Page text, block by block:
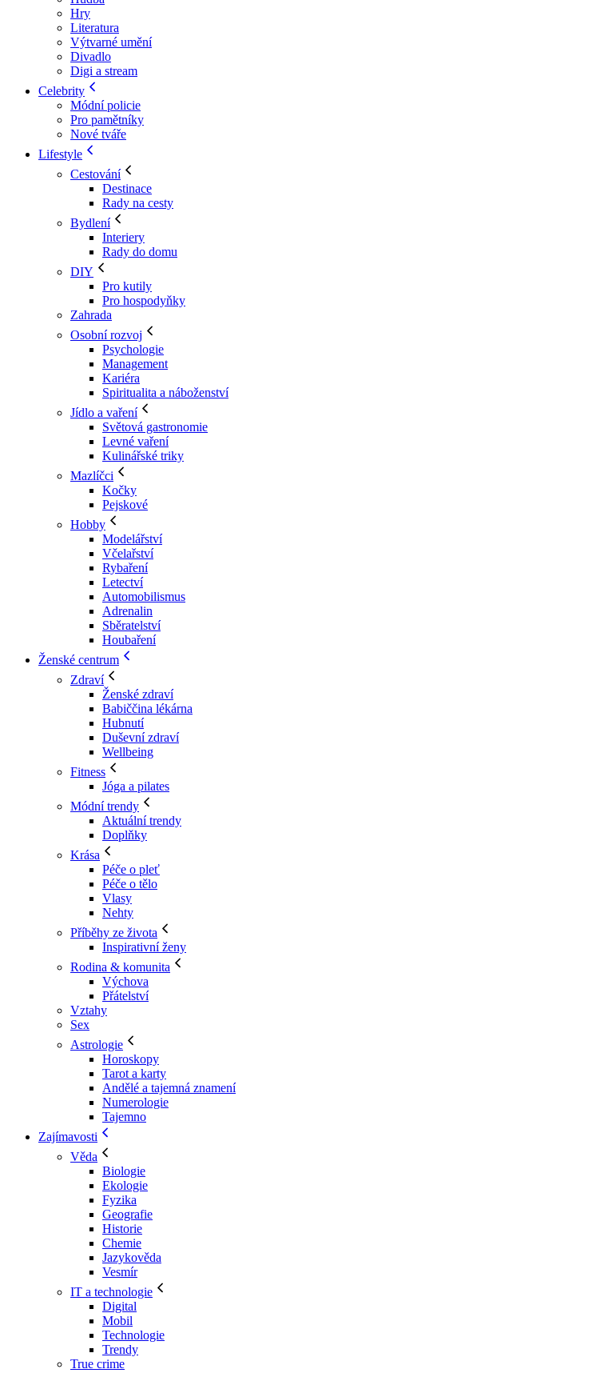
Hry
Literatura
Výtvarné umění
Divadlo
Digi a stream
Celebrity
Módní policie
Pro pamětníky
Nové tváře
Lifestyle
Cestování
Destinace
Rady na cesty
Bydlení
Interiery
Rady do domu
DIY
Pro kutily
Pro hospodyňky
Zahrada
Osobní rozvoj
Psychologie
Management
Kariéra
Spiritualita a náboženství
Jídlo a vaření
Světová gastronomie
Levné vaření
Kulinářské triky
Mazlíčci
Kočky
Pejskové
Hobby
Modelářství
Včelařství
Rybaření
Letectví
Automobilismus
Adrenalin
Sběratelství
Houbaření
Ženské centrum
Zdraví
Ženské zdraví
Babiččina lékárna
Hubnutí
Duševní zdraví
Wellbeing
Fitness
Jóga a pilates
Módní trendy
Aktuální trendy
Doplňky
Krása
Péče o pleť
Péče o tělo
Vlasy
Nehty
Příběhy ze života
Inspirativní ženy
Rodina & komunita
Výchova
Přátelství
Vztahy
Sex
Astrologie
Horoskopy
Tarot a karty
Andělé a tajemná znamení
Numerologie
Tajemno
Zajímavosti
Věda
Biologie
Ekologie
Fyzika
Geografie
Historie
Chemie
Jazykověda
Vesmír
IT a technologie
Digital
Mobil
Technologie
Trendy
True crime